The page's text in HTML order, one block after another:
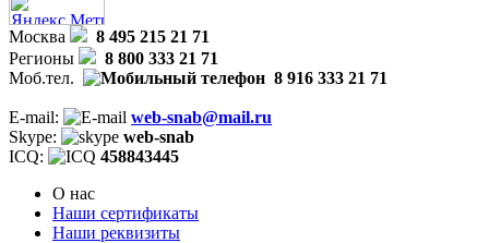
Москва
8 495 215 21 71
Регионы
8 800 333 21 71
Моб.тел.
8 916 333 21 71
E-mail:
web-snab@mail.ru
Skype:
web-snab
ICQ:
458843445
О нас
Наши сертификаты
Наши реквизиты